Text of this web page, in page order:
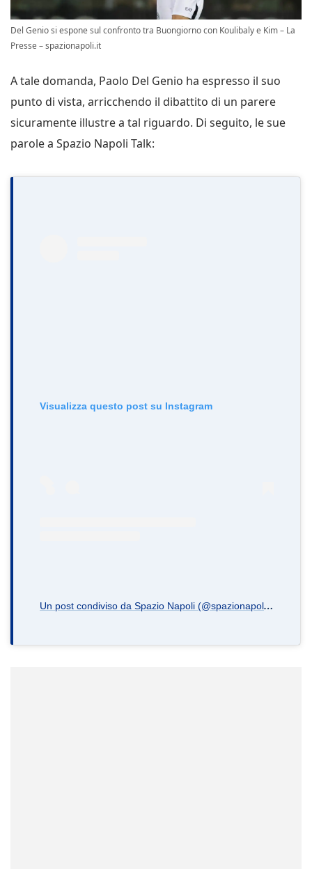
Del Genio si espone sul confronto tra Buongiorno con Koulibaly e Kim – La
Presse – spazionapoli.it
A tale domanda, Paolo Del Genio ha espresso il suo
punto di vista, arricchendo il dibattito di un parere
sicuramente illustre a tal riguardo. Di seguito, le sue
parole a Spazio Napoli Talk:
Visualizza questo post su Instagram
U
n post condiviso da Spazio Napoli (@spazionapoli.it)